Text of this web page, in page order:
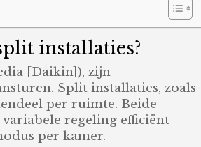
installaties?
[Daikin]), zijn
Split installaties, zoals
per ruimte. Beide
regeling efficiënt
per kamer.